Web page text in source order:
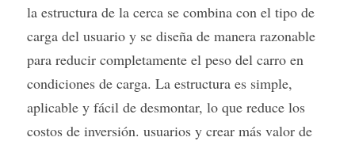
LPG Tanker Trailer
Liquid Tanker Semi Trailer
Side Dump Semi Trailer
Sidewall Semi Trailer
Van Box Semi Trailer
la estructura de la cerca se combina con el tipo de
carga del usuario y se diseña de manera razonable
para reducir completamente el peso del carro en
condiciones de carga. La estructura es simple,
aplicable y fácil de desmontar, lo que reduce los
costos de inversión. usuarios y crear más valor de